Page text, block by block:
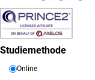
Studiemethode
Online